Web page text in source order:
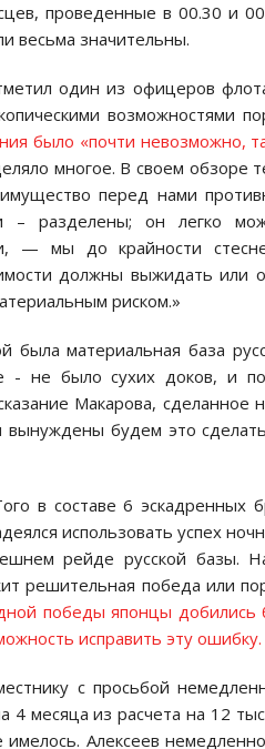
проведенные в 00.30 и
весьма значительны.
один из офицеров
возможностями
было «почти невозможно,
многое. В своем обзоре
перед нами
– разделены; он легко
— мы до крайности
должны выжидать или
риском.»
материальная база
не было сухих доков, и
Макарова, сделанное
будем это
в составе 6 эскадренных
использовать успех
рейде русской базы.
решительная победа или
победы японцы добились
исправить эту ошибку.
с просьбой
4 месяца из расчета на 12
Алексеев